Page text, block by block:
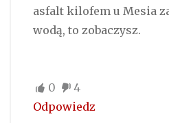
asfalt kilofem u Mesia
wodą, to zobaczysz.
0
4
Odpowiedz